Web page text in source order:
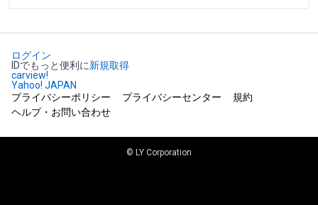
ログイン
IDでもっと便利に新規取得
carview!
Yahoo! JAPAN
プライバシーポリシー
プライバシーセンター
規約
ヘルプ・お問い合わせ
© LY Corporation